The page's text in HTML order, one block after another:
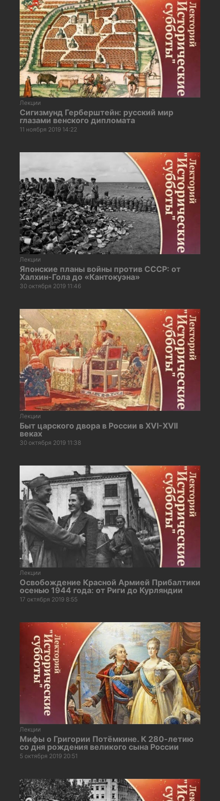
Лекции
Сигизмунд Герберштейн: русский мир
глазами венского дипломата
11 ноября 2019 14:22
Лекции
Японские планы войны против СССР: от
Халхин-Гола до «Кантокуэна»
30 октября 2019 11:46
Лекции
Быт царского двора в России в ХVI-ХVII
веках
30 октября 2019 11:38
Лекции
Освобождение Красной Армией Прибалтики
осенью 1944 года: от Риги до Курляндии
17 октября 2019 8:55
Лекции
Мифы о Григории Потёмкине. К 280-летию
со дня рождения великого сына России
5 октября 2019 20:51